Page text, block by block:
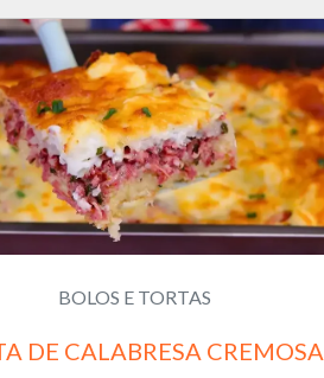
BOLOS E TORTAS
DE CALABRESA CREMOSA